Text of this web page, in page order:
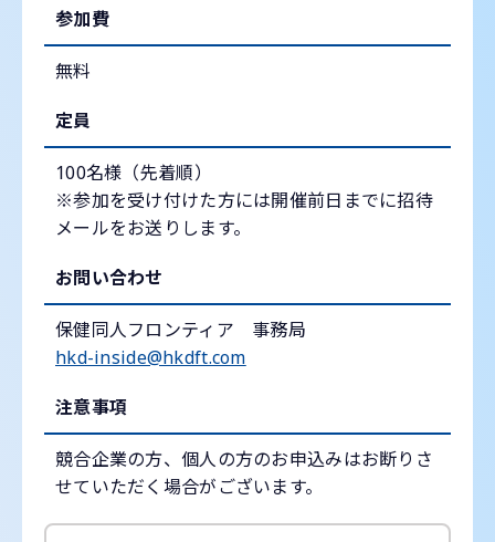
参加費
無料
定員
100名様（先着順）
※参加を受け付けた方には開催前日までに招待
メールをお送りします。
お問い合わせ
保健同人フロンティア 事務局
hkd-inside@hkdft.com
注意事項
競合企業の方、個人の方のお申込みはお断りさ
せていただく場合がございます。